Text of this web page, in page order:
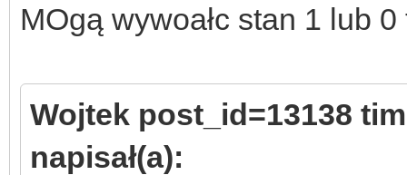
MOgą wywoałc stan 1 lub
Wojtek post_id=13138
napisał(a):